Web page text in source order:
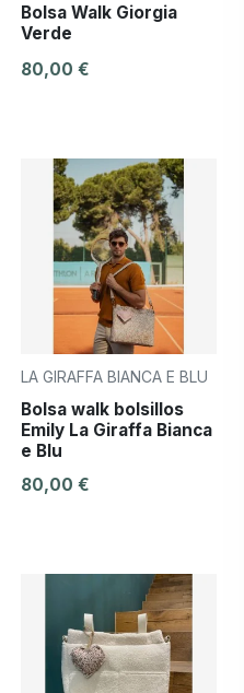
Bolsa Walk Giorgia
Verde
80,00 €
LA GIRAFFA BIANCA E BLU
Bolsa walk bolsillos
Emily La Giraffa Bianca
e Blu
80,00 €